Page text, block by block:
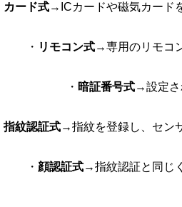
カード式→ICカードや磁気カード
・ リモコン式→専用のリモコ
・ 暗証番号式→設定さ
指紋認証式→指紋を登録し、セン
・ 顔認証式→指紋認証と同じ